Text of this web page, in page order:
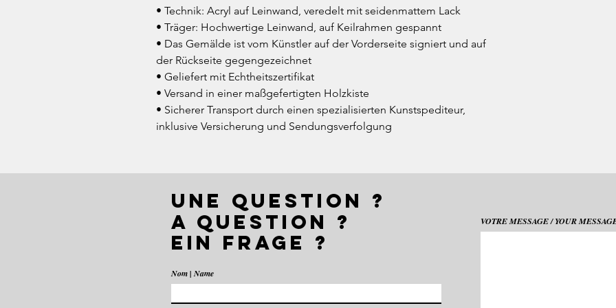
• Technik: Acryl auf Leinwand, veredelt mit seidenmattem Lack
• Träger: Hochwertige Leinwand, auf Keilrahmen gespannt
• Das Gemälde ist vom Künstler auf der Vorderseite signiert und auf
der Rückseite gegengezeichnet
• Geliefert mit Echtheitszertifikat
• Versand in einer maßgefertigten Holzkiste
• Sicherer Transport durch einen spezialisierten Kunstspediteur,
inklusive Versicherung und Sendungsverfolgung
EIN FRAGE ?
UNE QUESTION ?
A QUESTION ?
Nom | Name
VOTRE MESSAGE / YOUR